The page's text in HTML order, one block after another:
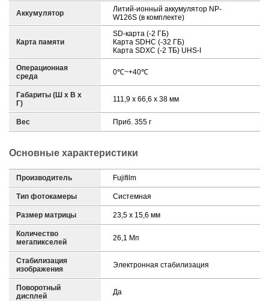
Аккумулятор
Литий-ионный аккумулятор NP-
W126S (в комплекте)
Карта памяти
SD-карта (-2 ГБ)
Карта SDHC (-32 ГБ)
Карта SDXC (-2 ТБ) UHS-I
Операционная
среда
0℃~+40℃
Габариты (Ш х В х
Г)
111,9 x 66,6 x 38 мм
Вес Приб. 355 г
Основные характеристики
Производитель Fujifilm
Тип фотокамеры Системная
Размер матрицы 23,5 х 15,6 мм
Количество
мегапикселей
26,1 Мп
Стабилизация
изображения
Электронная стабилизация
Поворотный
дисплей
Да